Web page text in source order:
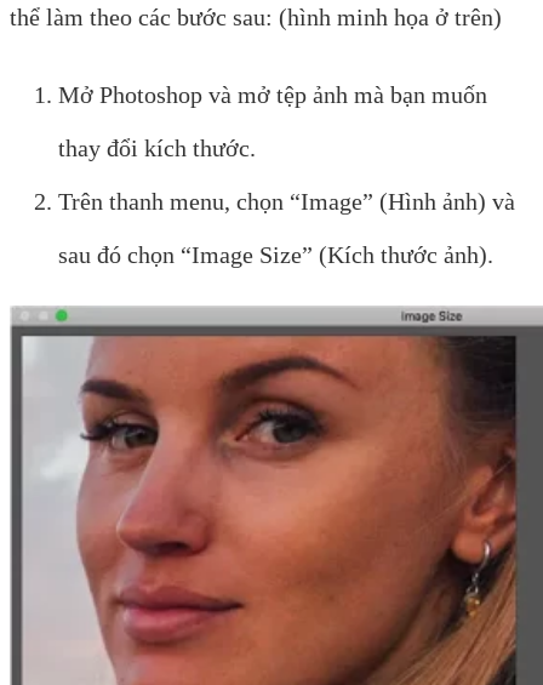
thể làm theo các bước sau: (hình minh họa ở trên)
Mở Photoshop và mở tệp ảnh mà bạn muốn
thay đổi kích thước.
Trên thanh menu, chọn “Image” (Hình ảnh) và
sau đó chọn “Image Size” (Kích thước ảnh).